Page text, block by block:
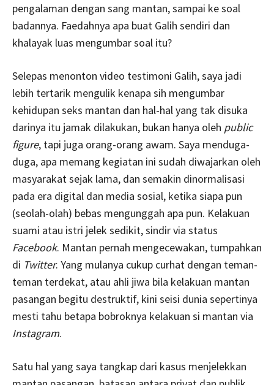
pengalaman dengan sang mantan, sampai ke soal
badannya. Faedahnya apa buat Galih sendiri dan
khalayak luas mengumbar soal itu?
Selepas menonton video testimoni Galih, saya jadi
lebih tertarik mengulik kenapa sih mengumbar
kehidupan seks mantan dan hal-hal yang tak disuka
darinya itu jamak dilakukan, bukan hanya oleh public
figure, tapi juga orang-orang awam. Saya menduga-
duga, apa memang kegiatan ini sudah diwajarkan oleh
masyarakat sejak lama, dan semakin dinormalisasi
pada era digital dan media sosial, ketika siapa pun
(seolah-olah) bebas mengunggah apa pun. Kelakuan
suami atau istri jelek sedikit, sindir via status
Facebook. Mantan pernah mengecewakan, tumpahkan
di Twitter. Yang mulanya cukup curhat dengan teman-
teman terdekat, atau ahli jiwa bila kelakuan mantan
pasangan begitu destruktif, kini seisi dunia sepertinya
mesti tahu betapa bobroknya kelakuan si mantan via
Instagram.
Satu hal yang saya tangkap dari kasus menjelekkan